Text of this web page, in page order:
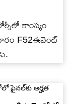
కాంస్యం
F52ఈవెంట్